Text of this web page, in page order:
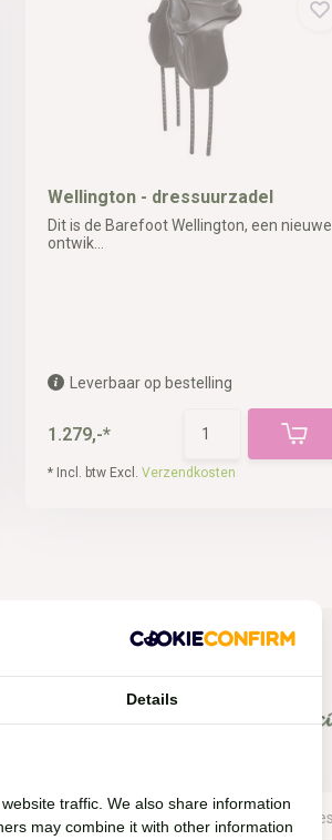
Wellington - dressuurzadel
Dit is de Barefoot Wellington, een nieuwe
ontwik...
Leverbaar op bestelling
1.279,-*
* Incl. btw Excl. Verzendkosten
Whatsapp.
Details
traffic. We also share information
may combine it with other information